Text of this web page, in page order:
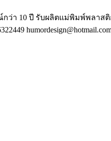
า 10 ปี รับผลิตแม่พิมพ์พลาส
humordesign@hotmail.com